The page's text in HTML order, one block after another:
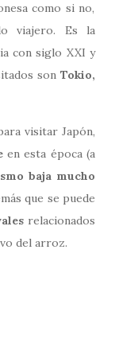
como si no,
viajero. Es la
con siglo XXI y
son Tokio,
visitar Japón,
en esta época (a
baja mucho
que se puede
relacionados
del arroz.